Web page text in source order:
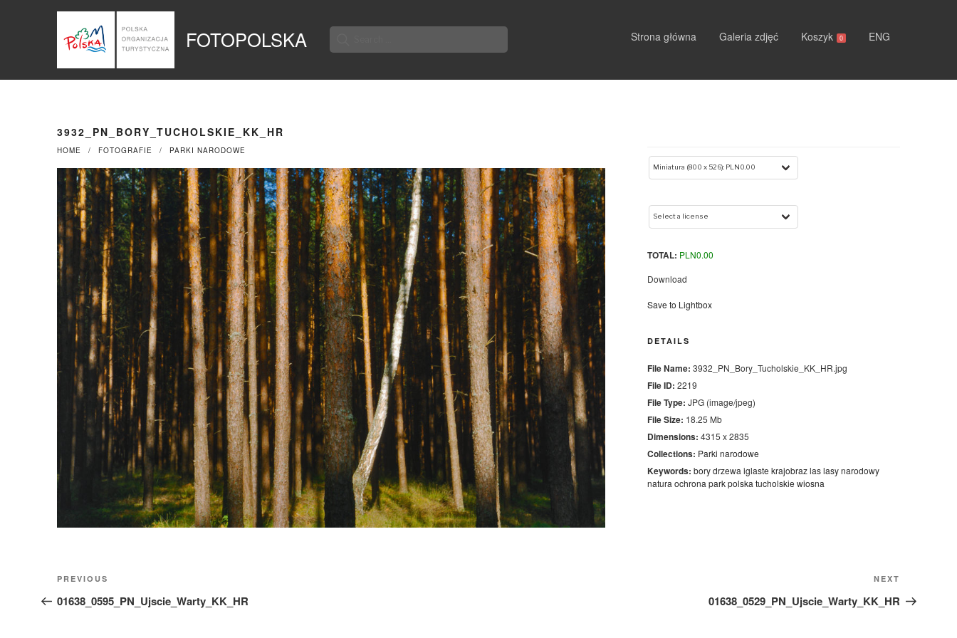
FOTOPOLSKA
Search
for:
Strona główna Galeria zdjęć Koszyk 0 ENG
3932_PN_BORY_TUCHOLSKIE_KK_HR
HOME FOTOGRAFIE PARKI NARODOWE
TOTAL: PLN0.00
Download
Save to Lightbox
DETAILS
File Name: 3932_PN_Bory_Tucholskie_KK_HR.jpg
File ID: 2219
File Type: JPG (image/jpeg)
File Size: 18.25 Mb
Dimensions: 4315 x 2835
Collections: Parki narodowe
Keywords: borydrzewa iglaste krajobrazlaslasynarodowy
natura ochrona parkpolska tucholskie wiosna
Nawigacja
wpisu
Previous
Post
PREVIOUS
01638_0595_PN_Ujscie_Warty_KK_HR
Post
NEXT
01638_0529_PN_Ujscie_Warty_KK_HR
Panel zarządzania plikami cookies